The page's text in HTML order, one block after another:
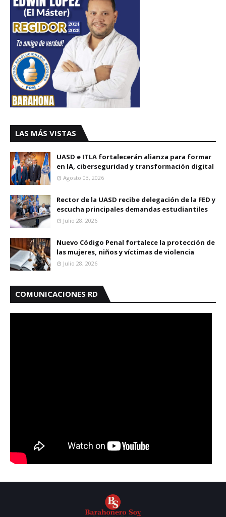
LAS MÁS VISTAS
UASD e ITLA fortalecerán alianza para formar
en IA, ciberseguridad y transformación digital
Agosto 03, 2026
Rector de la UASD recibe delegación de la FED y
escucha principales demandas estudiantiles
Julio 28, 2026
Nuevo Código Penal fortalece la protección de
las mujeres, niños y víctimas de violencia
Julio 28, 2026
COMUNICACIONES RD